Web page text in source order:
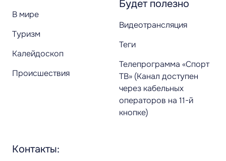
В мире
Туризм
Калейдоскоп
Происшествия
Будет полезно
Видеотрансляция
Теги
Телепрограмма «Спорт
ТВ» (Канал доступен
через кабельных
операторов на 11-й
кнопке)
Контакты: